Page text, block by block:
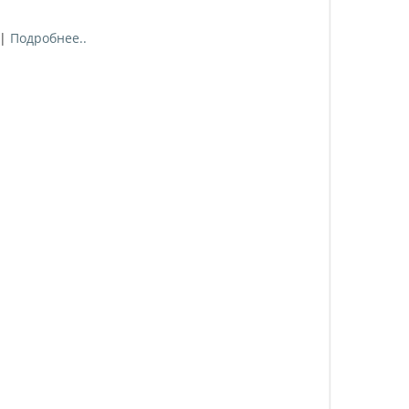
| Подробнее..